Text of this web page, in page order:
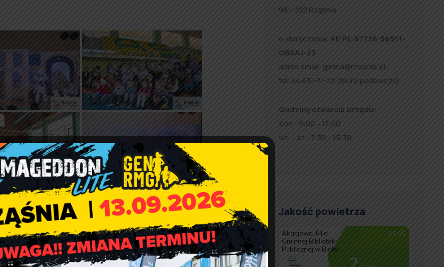
98 – 332 Rząśnia
e-doręczenia: AE:PL-57726-56911-
GBSAJ-23
adres email: gmina@rzasnia.pl
tel. 44 631-71-22 (biuro podawcze)
Godziny otwarcia Urzędu:
pon.: 9:00 – 17:00
wt. – pt.: 7:30 – 15:30
Jakość powietrza